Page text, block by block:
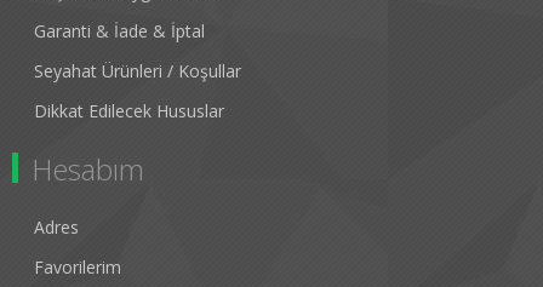
Garanti & İade & İptal
Seyahat Ürünleri / Koşullar
Dikkat Edilecek Hususlar
Hesabım
Adres
Favorilerim